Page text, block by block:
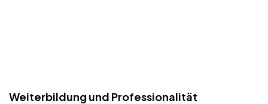
Weiterbildung und Professionalität